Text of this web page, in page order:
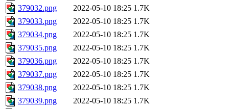
379032.png
2022-05-10 18:25 1.7K
379033.png
2022-05-10 18:25 1.7K
379034.png
2022-05-10 18:25 1.7K
379035.png
2022-05-10 18:25 1.7K
379036.png
2022-05-10 18:25 1.7K
379037.png
2022-05-10 18:25 1.7K
379038.png
2022-05-10 18:25 1.7K
379039.png
2022-05-10 18:25 1.7K